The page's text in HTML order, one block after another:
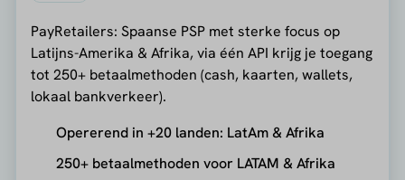
PayRetailers: Spaanse PSP met sterke focus op
Latijns-Amerika & Afrika, via één API krijg je toegang
tot 250+ betaalmethoden (cash, kaarten, wallets,
lokaal bankverkeer).
Opererend in +20 landen: LatAm & Afrika
250+ betaalmethoden voor LATAM & Afrika